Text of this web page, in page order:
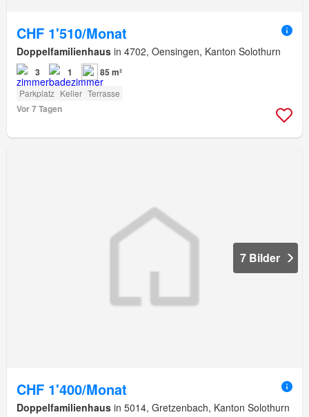
CHF 1'510/Monat
Doppelfamilienhaus in 4702, Oensingen, Kanton Solothurn
3 1 85 m²
Parkplatz Keller Terrasse
Vor 7 Tagen
7 Bilder
CHF 1'400/Monat
Doppelfamilienhaus in 5014, Gretzenbach, Kanton Solothurn